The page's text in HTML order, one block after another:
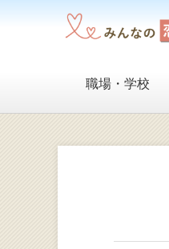
職場・学校